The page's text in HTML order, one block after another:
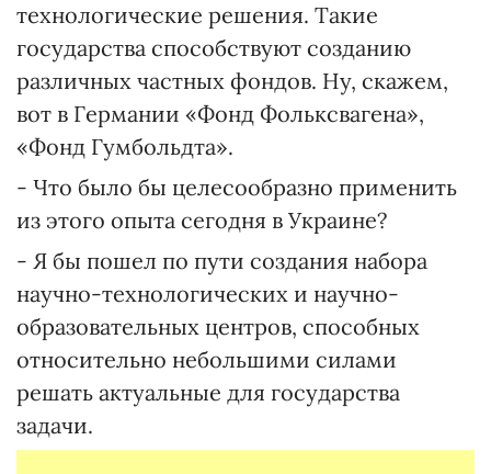
технологические решения. Такие
государства способствуют созданию
различных частных фондов. Ну, скажем,
вот в Германии «Фонд Фольксвагена»,
«Фонд Гумбольдта».
- Что было бы целесообразно применить
из этого опыта сегодня в Украине?
- Я бы пошел по пути создания набора
научно-технологических и научно-
образовательных центров, способных
относительно небольшими силами
решать актуальные для государства
задачи.